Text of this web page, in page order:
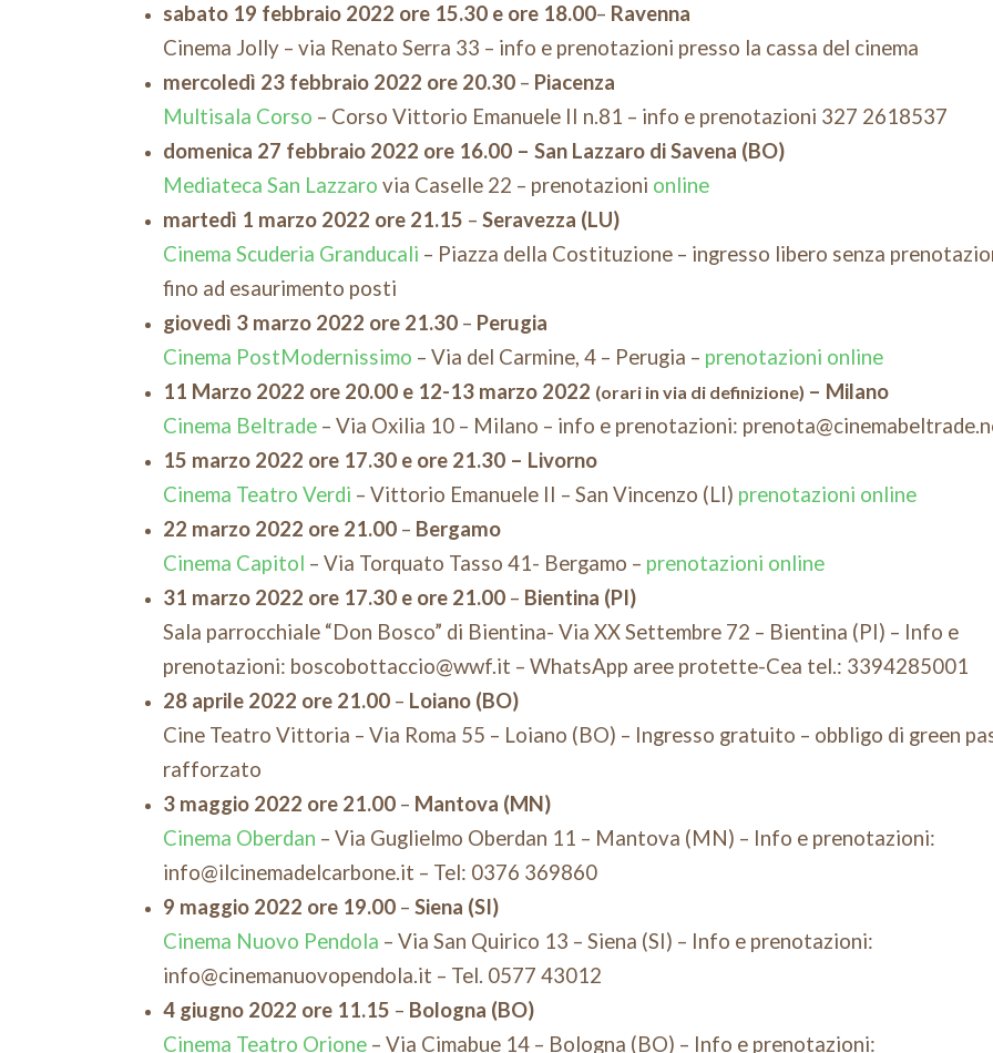
sabato 19 febbraio 2022 ore 15.30 e ore 18.00– Ravenna
Cinema Jolly – via Renato Serra 33 – info e prenotazioni presso la cassa del cinema
mercoledì 23 febbraio 2022 ore 20.30 – Piacenza
Multisala Corso – Corso Vittorio Emanuele II n.81 – info e prenotazioni 327 2618537
domenica 27 febbraio 2022 ore 16.00 – San Lazzaro di Savena (BO)
Mediateca San Lazzaro via Caselle 22 – prenotazioni online
martedì 1 marzo 2022 ore 21.15 – Seravezza (LU)
Cinema Scuderia Granducali – Piazza della Costituzione – ingresso libero senza
fino ad esaurimento posti
giovedì 3 marzo 2022 ore 21.30 – Perugia
Cinema PostModernissimo – Via del Carmine, 4 – Perugia – prenotazioni online
11 Marzo 2022 ore 20.00 e 12-13 marzo 2022 (orari in via di definizione) – Milano
Cinema Beltrade – Via Oxilia 10 – Milano – info e prenotazioni:
15 marzo 2022 ore 17.30 e ore 21.30 – Livorno
Cinema Teatro Verdi – Vittorio Emanuele II – San Vincenzo (LI) prenotazioni online
22 marzo 2022 ore 21.00 – Bergamo
Cinema Capitol – Via Torquato Tasso 41- Bergamo – prenotazioni online
31 marzo 2022 ore 17.30 e ore 21.00 – Bientina (PI)
Sala parrocchiale “Don Bosco” di Bientina- Via XX Settembre 72 – Bientina (PI) – Info e
prenotazioni: boscobottaccio@wwf.it – WhatsApp aree protette-Cea tel.: 3394285001
28 aprile 2022 ore 21.00 – Loiano (BO)
Cine Teatro Vittoria – Via Roma 55 – Loiano (BO) – Ingresso gratuito – obbligo di green
rafforzato
3 maggio 2022 ore 21.00 – Mantova (MN)
Cinema Oberdan – Via Guglielmo Oberdan 11 – Mantova (MN) – Info e prenotazioni:
info@ilcinemadelcarbone.it – Tel: 0376 369860
9 maggio 2022 ore 19.00 – Siena (SI)
Cinema Nuovo Pendola – Via San Quirico 13 – Siena (SI) – Info e prenotazioni:
info@cinemanuovopendola.it – Tel. 0577 43012
4 giugno 2022 ore 11.15 – Bologna (BO)
Cinema Teatro Orione – Via Cimabue 14 – Bologna (BO) – Info e prenotazioni: